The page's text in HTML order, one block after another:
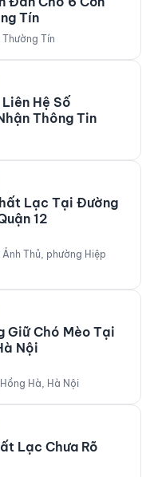
Tín
Thường Tín
Hệ Số
Thông Tin
Lạc Tại Đường
12
Thủ, phường Hiệp
Giữ Chó Mèo Tại
Nội
Hà, Hà Nội
Lạc Chưa Rõ